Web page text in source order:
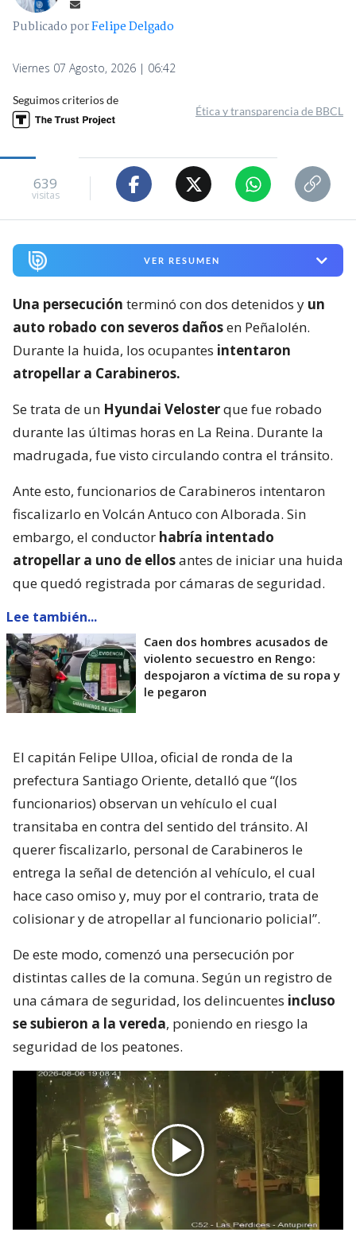
Publicado porFelipe Delgado
Viernes 07 Agosto, 2026 | 06:42
Seguimos criterios de
Ética y transparencia de BBCL
639
visitas
VER RESUMEN
Una persecución terminó con dos detenidos y un
auto robado con severos dañosen Peñalolén.
Durante la huida, los ocupantes intentaron
atropellar a Carabineros.
Se trata de un Hyundai Velosterque fue robado
durante las últimas horas en La Reina. Durante la
madrugada, fue visto circulando contra el tránsito.
Ante esto, funcionarios de Carabineros intentaron
fiscalizarlo en Volcán Antuco con Alborada. Sin
embargo, el conductor habría intentado
atropellar a uno de ellosantes de iniciar una huida
que quedó registrada por cámaras de seguridad.
Lee también...
Caen dos hombres acusados de
violento secuestro en Rengo:
despojaron a víctima de su ropa y
le pegaron
El capitán Felipe Ulloa, oficial de ronda de la
prefectura Santiago Oriente, detalló que “(los
funcionarios) observan un vehículo el cual
transitaba en contra del sentido del tránsito. Al
querer fiscalizarlo, personal de Carabineros le
entrega la señal de detención al vehículo, el cual
hace caso omiso y, muy por el contrario, trata de
colisionar y de atropellar al funcionario policial”.
De este modo, comenzó una persecución por
distintas calles de la comuna. Según un registro de
una cámara de seguridad, los delincuentes incluso
se subieron a la vereda, poniendo en riesgo la
seguridad de los peatones.